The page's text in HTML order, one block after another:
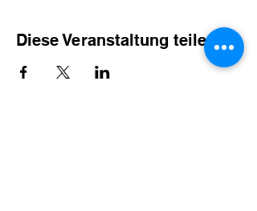
Diese Veranstaltung teilen